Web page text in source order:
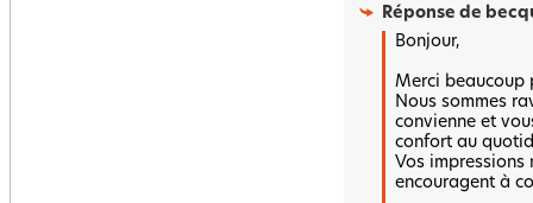
Réponse de
Bonjour,
Merci
Nous sommes
convienne et
confort au
Vos impressions
encouragent à